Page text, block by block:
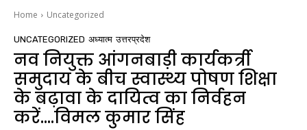
Home Uncategorized
UNCATEGORIZED अध्यात्म उत्तरप्रदेश
नव नियुक्त आंगनबाड़ी कार्यकर्त्री
समुदाय के बीच स्वास्थ्य पोषण शिक्षा
के बढ़ावा के दायित्व का निर्वहन
करें….विमल कुमार सिंह